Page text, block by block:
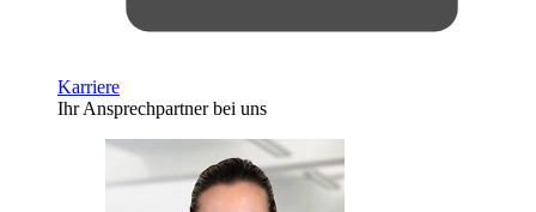
Karriere
Ihr Ansprechpartner bei uns